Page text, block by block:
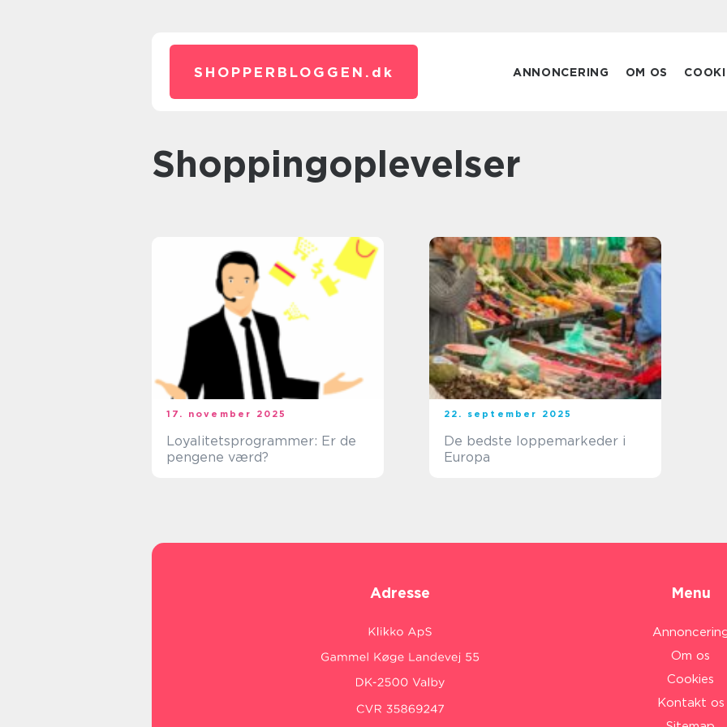
SHOPPERBLOGGEN. dk ANNONCERING OM OS
Shoppingoplevelser
17. november 2025
Loyalitetsprogrammer: Er de
pengene værd?
22. september 2025
De bedste loppemarkeder i
Europa
Adresse Menu
Om os
Cookies
Kontakt os